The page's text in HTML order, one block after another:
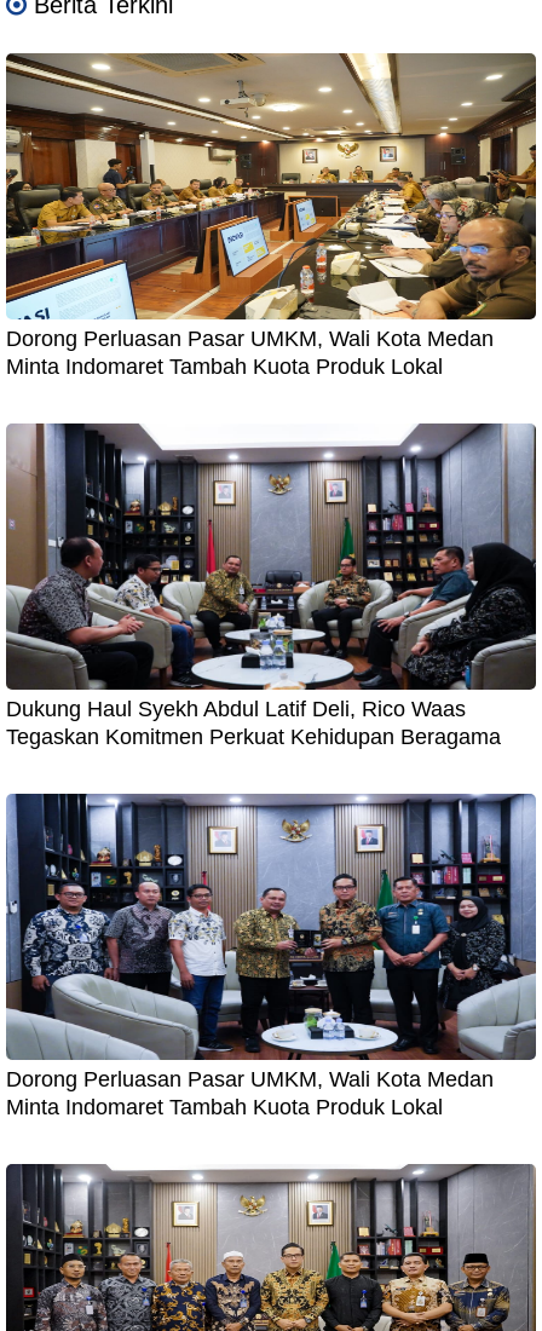
Berita Terkini
Dorong Perluasan Pasar UMKM, Wali Kota Medan
Minta Indomaret Tambah Kuota Produk Lokal
Dukung Haul Syekh Abdul Latif Deli, Rico Waas
Tegaskan Komitmen Perkuat Kehidupan Beragama
Dorong Perluasan Pasar UMKM, Wali Kota Medan
Minta Indomaret Tambah Kuota Produk Lokal